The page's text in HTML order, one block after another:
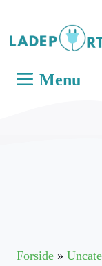
indhold
Menu
Forside »